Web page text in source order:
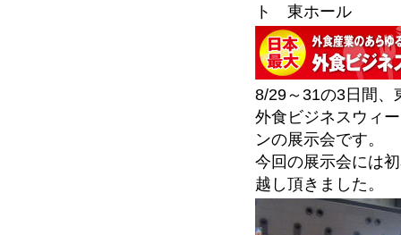
ト 東ホール
8/29～31の3日間、
外食ビジネスウィ
ンの展示会です。
今回の展示会には
越し頂きました。